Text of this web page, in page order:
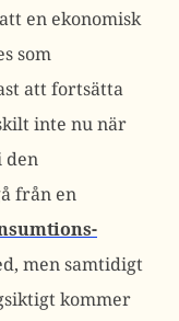
en ekonomisk
som
att fortsätta
inte nu när
den
från en
men samtidigt
kommer